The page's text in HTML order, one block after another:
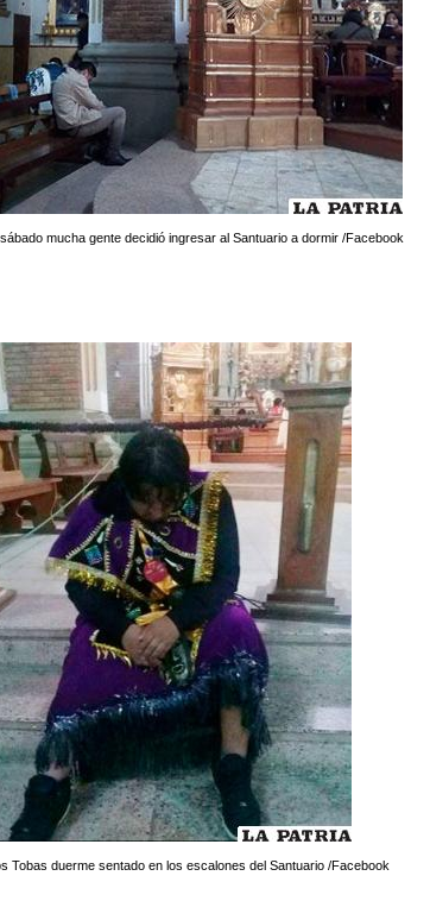
mucha gente decidió ingresar al Santuario a dormir /Facebook
Tobas duerme sentado en los escalones del Santuario /Facebook